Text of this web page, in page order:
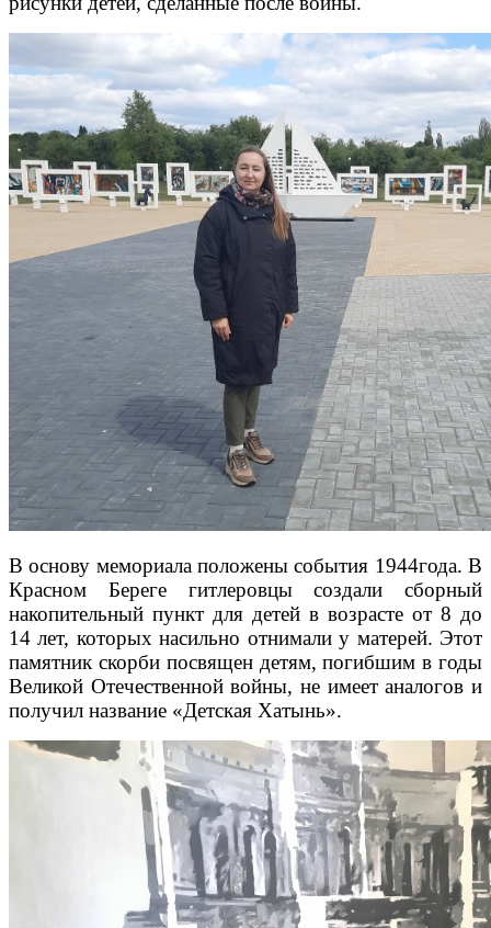
В основу мемориала положены события 1944года. В
Красном Береге гитлеровцы создали сборный
накопительный пункт для детей в возрасте от 8 до
14 лет, которых насильно отнимали у матерей. Этот
памятник скорби посвящен детям, погибшим в годы
Великой Отечественной войны, не имеет аналогов и
получил название «Детская Хатынь».